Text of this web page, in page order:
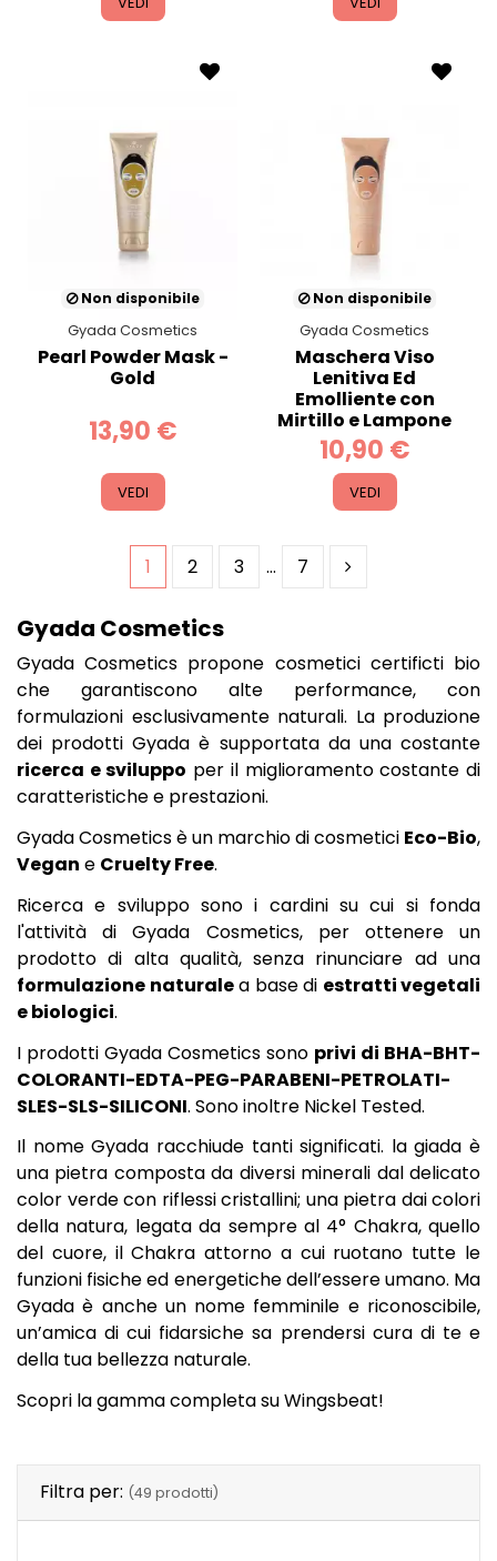
Non disponibile
Gyada Cosmetics
Pearl Powder Mask -
Gold
13,90 €
VEDI
Non disponibile
Gyada Cosmetics
Maschera Viso
Lenitiva Ed
Emolliente con
Mirtillo e Lampone
10,90 €
VEDI
1 2 3 … 7
Gyada Cosmetics
Gyada Cosmetics propone cosmetici certificti bio
che garantiscono alte performance, con
formulazioni esclusivamente naturali. La produzione
dei prodotti Gyada è supportata da una costante
ricerca e sviluppo per il miglioramento costante di
caratteristiche e prestazioni.
Gyada Cosmetics è un marchio di cosmetici Eco-Bio,
Vegan e Cruelty Free.
Ricerca e sviluppo sono i cardini su cui si fonda
l'attività di Gyada Cosmetics, per ottenere un
prodotto di alta qualità, senza rinunciare ad una
formulazione naturalea base di estratti vegetali
e biologici.
I prodotti Gyada Cosmetics sono privi di BHA-BHT-
COLORANTI-EDTA-PEG-PARABENI-PETROLATI-
SLES-SLS-SILICONI. Sono inoltre Nickel Tested.
Il nome Gyada racchiude tanti significati. la giada è
una pietra composta da diversi minerali dal delicato
color verde con riflessi cristallini; una pietra dai colori
della natura, legata da sempre al 4° Chakra, quello
del cuore, il Chakra attorno a cui ruotano tutte le
funzioni fisiche ed energetiche dell’essere umano. Ma
Gyada è anche un nome femminile e riconoscibile,
un’amica di cui fidarsiche sa prendersi cura di te e
della tua bellezza naturale.
Scopri la gamma completa su Wingsbeat!
Filtra per: (49 prodotti)